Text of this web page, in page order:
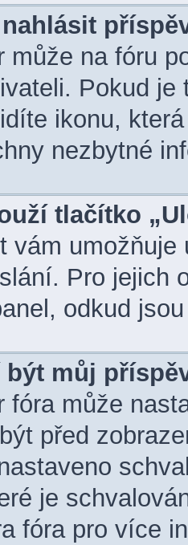
může na fóru
Pokud
ikonu,
nezbytné
tlačítko
vám
Pro jejich
odkud
být můj
fóra může
před
je
fóra pro více